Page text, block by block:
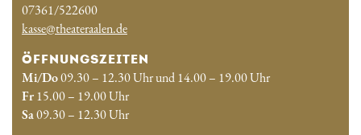
07361/522600
kasse@theateraalen.de
ÖFFNUNGSZEITEN
Mi/Do09.30 – 12.30 Uhr und 14.00 – 19.00 Uhr
Fr15.00 – 19.00 Uhr
Sa09.30 – 12.30 Uhr